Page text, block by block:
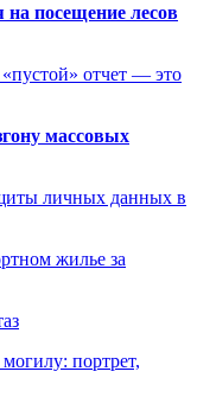
посещение лесов
отчет — это
массовых
личных данных в
жилье за
портрет,